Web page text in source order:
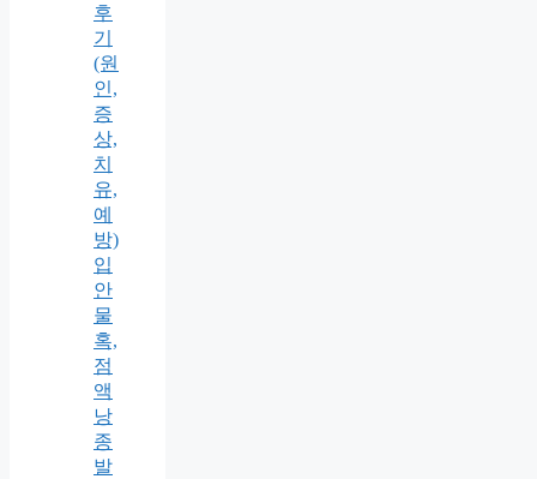
후
기
(원
인,
증
상,
치
유,
예
방)
입
안
물
혹,
점
액
낭
종
발